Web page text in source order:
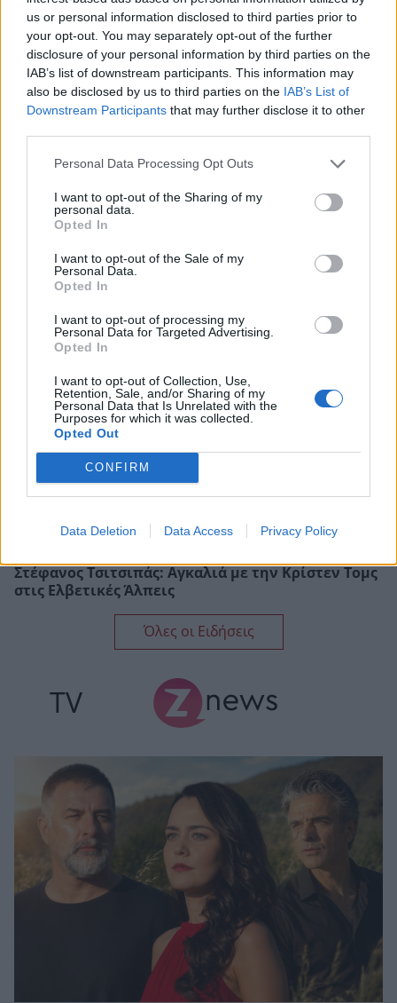
us or personal information disclosed to third parties prior to
your opt-out. You may separately opt-out of the further
disclosure of your personal information by third parties on the
IAB’s list of downstream participants. This information may
also be disclosed by us to third parties on the IAB’s List of
Downstream Participants that may further disclose it to other
Personal Data Processing Opt Outs
I want to opt-out of the Sharing of my
personal data.
Opted In
I want to opt-out of the Sale of my
Personal Data.
Opted In
I want to opt-out of processing my
Personal Data for Targeted Advertising.
Opted In
I want to opt-out of Collection, Use,
Retention, Sale, and/or Sharing of my
Personal Data that Is Unrelated with the
Purposes for which it was collected.
Opted Out
CONFIRM
Data Deletion Data Access Privacy Policy
νεανική και λαμπερή επιδερμίδα
Γιάννης Παπαμιχαήλ: Το φορτισμένο μήνυμα για
τον πατέρα του, 22 χρόνια μετά το θάνατό του –
«Μου λείπεις πολύ»
Στέφανος Τσιτσιπάς: Αγκαλιά με την Κρίστεν Τομς
στις Ελβετικές Άλπεις
Όλες οι Ειδήσεις
TV